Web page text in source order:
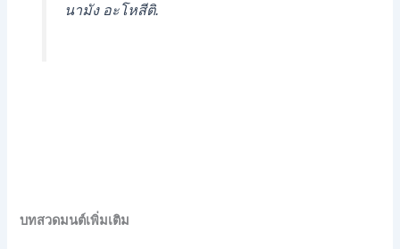
นามัง อะโหสีติ.
บทสวดมนต์เพิ่มเติม